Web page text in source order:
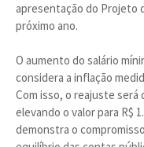
apresentação do Projeto
próximo ano.
O aumento do salário
considera a inflação
Com isso, o reajuste será
elevando o valor para R$
demonstra o